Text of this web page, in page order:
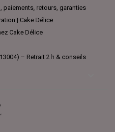
paiements, retours, garanties
| Cake Délice
Cake Délice
– Retrait 2 h & conseils